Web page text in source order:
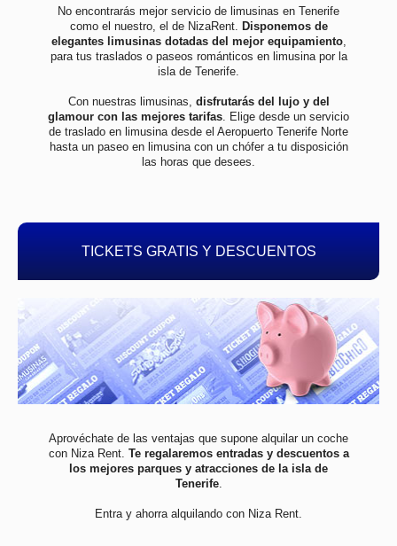
No encontrarás mejor servicio de limusinas en Tenerife
como el nuestro, el de NizaRent. Disponemos de
elegantes limusinas dotadas del mejor equipamiento,
para tus traslados o paseos románticos en limusina por la
isla de Tenerife.
Con nuestras limusinas, disfrutarás del lujo y del
glamour con las mejores tarifas. Elige desde un servicio
de traslado en limusina desde el Aeropuerto Tenerife Norte
hasta un paseo en limusina con un chófer a tu disposición
las horas que desees.
TICKETS GRATIS Y DESCUENTOS
Aprovéchate de las ventajas que supone alquilar un coche
con Niza Rent. Te regalaremos entradas y descuentos a
los mejores parques y atracciones de la isla de
Tenerife.
Entra y ahorra alquilando con Niza Rent.